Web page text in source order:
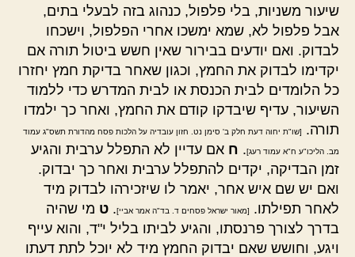
שיעור משניות, בלי פלפול, כנהוג בזה לבעלי בתים,
אבל פלפול לא, שמא ימשכו אחרי הפלפול, וישכחו
לבדוק. ואם יודעים בבירור שאין חשש ביטול תורה אם
יקדימו לבדוק את החמץ, וכגון שאחר בדיקת חמץ יחזרו
כל הלומדים לבית הכנסת או לבית המדרש כדי ללמוד
השיעור, עדיף שיבדקו קודם את החמץ, ואחר כך ילמדו
תורה.
[שו"ת יחוה דעת חלק ב' סימן נט. חזון עובדיה על הלכות פסח מהדורת תשס"ג עמוד
מב. הליכו"ע ח"א עמוד רעג]. ח אם עדיין לא התפלל ערבית והגיע
זמן הבדיקה, יקדים להתפלל ערבית ואחר כך יבדוק.
ואם יש שם איש אחר, יאמר לו שיזכירהו לבדוק מיד
לאחר תפילתו.
[מאור ישראל פסחים ד. בד"ה אמר אביי]. ט מי שהיה
בדרך לצורך פרנסתו, והגיע לביתו בליל י"ד, והוא עייף
ויגע, וחושש שאם יבדוק החמץ מיד לא יוכל לתת דעתו